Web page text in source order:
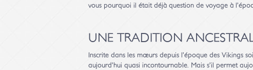
vous pourquoi il était déjà question de voyage à
UNE TRADITION
Inscrite dans les mœurs depuis l’époque des Vikings
aujourd’hui quasi incontournable. Mais s’il permet